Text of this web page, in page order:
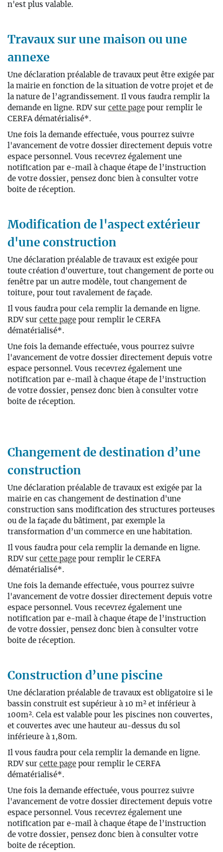
n'est plus valable.
Travaux sur une maison ou une
annexe
Une déclaration préalable de travaux peut être exigée par
la mairie en fonction de la situation de votre projet et de
la nature de l’agrandissement. Il vous faudra remplir la
demande en ligne. RDV sur cette page pour remplir le
CERFA dématérialisé*.
Une fois la demande effectuée, vous pourrez suivre
l'avancement de votre dossier directement depuis votre
espace personnel. Vous recevrez également une
notification par e-mail à chaque étape de l’instruction
de votre dossier, pensez donc bien à consulter votre
boite de réception.
Modification de l'aspect extérieur
d'une construction
Une déclaration préalable de travaux est exigée pour
toute création d'ouverture, tout changement de porte ou
fenêtre par un autre modèle, tout changement de
toiture, pour tout ravalement de façade.
Il vous faudra pour cela remplir la demande en ligne.
RDV sur cette page pour remplir le CERFA
dématérialisé*.
Une fois la demande effectuée, vous pourrez suivre
l'avancement de votre dossier directement depuis votre
espace personnel. Vous recevrez également une
notification par e-mail à chaque étape de l’instruction
de votre dossier, pensez donc bien à consulter votre
boite de réception.
Changement de destination d’une
construction
Une déclaration préalable de travaux est exigée par la
mairie en cas changement de destination d'une
construction sans modification des structures porteuses
ou de la façade du bâtiment, par exemple la
transformation d’un commerce en une habitation.
Il vous faudra pour cela remplir la demande en ligne.
RDV sur cette page pour remplir le CERFA
dématérialisé*.
Une fois la demande effectuée, vous pourrez suivre
l'avancement de votre dossier directement depuis votre
espace personnel. Vous recevrez également une
notification par e-mail à chaque étape de l’instruction
de votre dossier, pensez donc bien à consulter votre
boite de réception.
Construction d’une piscine
Une déclaration préalable de travaux est obligatoire si le
bassin construit est supérieur à 10 m² et inférieur à
100m². Cela est valable pour les piscines non couvertes,
et couvertes avec une hauteur au-dessus du sol
inférieure à 1,80m.
Il vous faudra pour cela remplir la demande en ligne.
RDV sur cette page pour remplir le CERFA
dématérialisé*.
Une fois la demande effectuée, vous pourrez suivre
l'avancement de votre dossier directement depuis votre
espace personnel. Vous recevrez également une
notification par e-mail à chaque étape de l’instruction
de votre dossier, pensez donc bien à consulter votre
boite de réception.